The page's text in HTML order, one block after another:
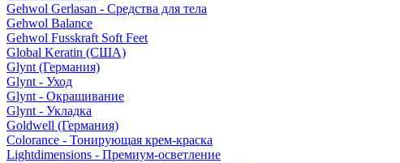
Gehwol Gerlasan - Средства для тела
Gehwol Balance
Gehwol Fusskraft Soft Feet
Global Keratin (США)
Glynt (Германия)
Glynt - Уход
Glynt - Окрашивание
Glynt - Укладка
Goldwell (Германия)
Colorance - Тонирующая крем-краска
Lightdimensions - Премиум-осветление